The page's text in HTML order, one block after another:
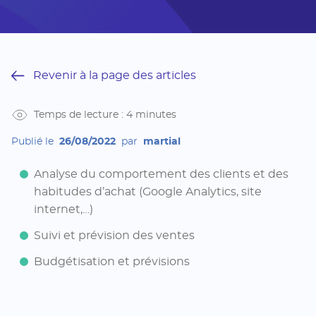
Revenir à la page des articles
Temps de lecture : 4 minutes
Publié le 26/08/2022 par martial
Analyse du comportement des clients et des
habitudes d’achat (Google Analytics, site
internet,…)
Suivi et prévision des ventes
Budgétisation et prévisions